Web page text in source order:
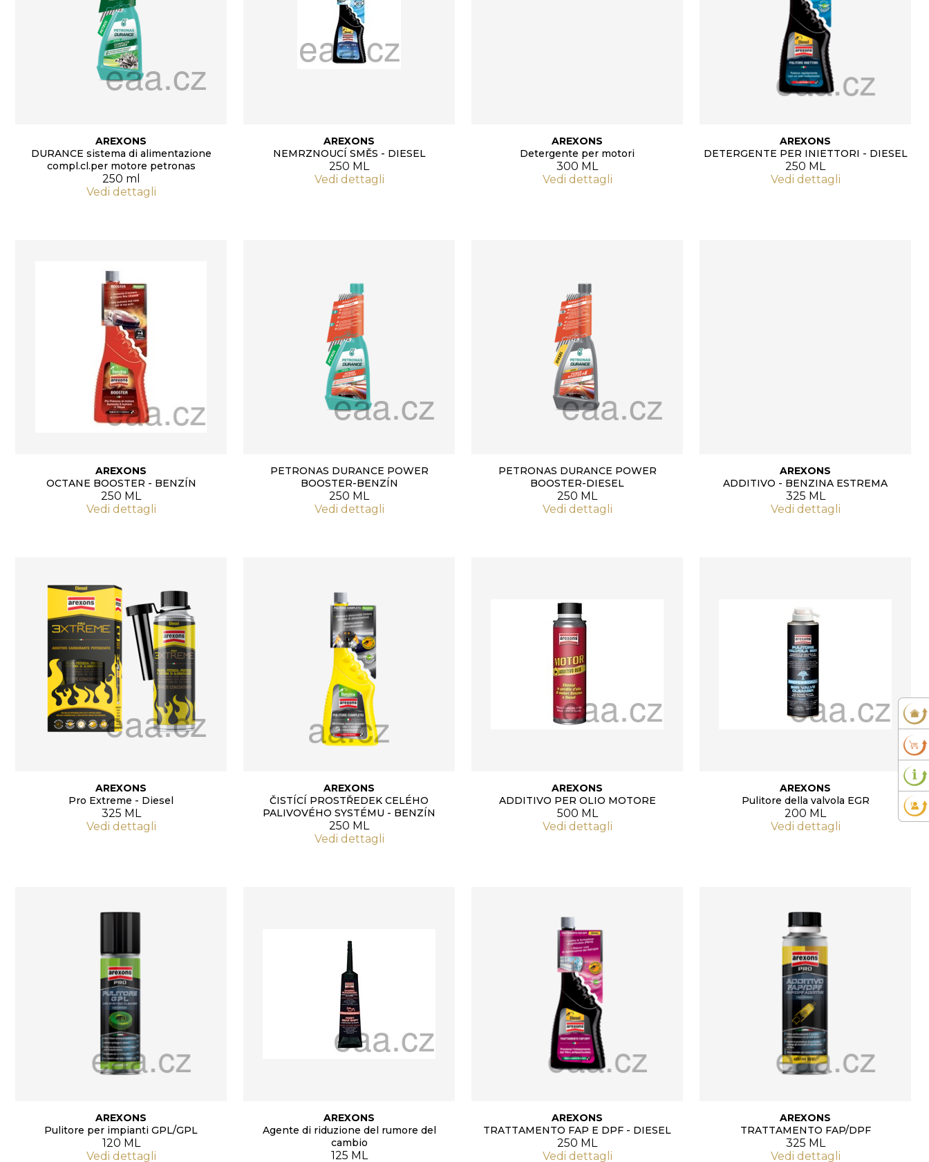
AREXONS
DURANCE sistema di alimentazione
compl.cl.per motore petronas
250 ml
Vedi dettagli
AREXONS
NEMRZNOUCÍ SMĚS - DIESEL
250 ML
Vedi dettagli
AREXONS
Detergente per motori
300 ML
Vedi dettagli
AREXONS
DETERGENTE PER INIETTORI - DIESEL
250 ML
Vedi dettagli
AREXONS
OCTANE BOOSTER - BENZÍN
250 ML
Vedi dettagli
PETRONAS DURANCE POWER
BOOSTER-BENZÍN
250 ML
Vedi dettagli
PETRONAS DURANCE POWER
BOOSTER-DIESEL
250 ML
Vedi dettagli
AREXONS
ADDITIVO - BENZINA ESTREMA
325 ML
Vedi dettagli
AREXONS
Pro Extreme - Diesel
325 ML
Vedi dettagli
AREXONS
ČISTÍCÍ PROSTŘEDEK CELÉHO
PALIVOVÉHO SYSTÉMU - BENZÍN
250 ML
Vedi dettagli
AREXONS
ADDITIVO PER OLIO MOTORE
500 ML
Vedi dettagli
AREXONS
Pulitore della valvola EGR
200 ML
Vedi dettagli
AREXONS
Pulitore per impianti GPL/GPL
120 ML
Vedi dettagli
AREXONS
Agente di riduzione del rumore del
cambio
125 ML
AREXONS
TRATTAMENTO FAP E DPF - DIESEL
250 ML
Vedi dettagli
AREXONS
TRATTAMENTO FAP/DPF
325 ML
Vedi dettagli